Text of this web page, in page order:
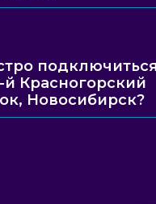
й Красногорский
Новосибирск?